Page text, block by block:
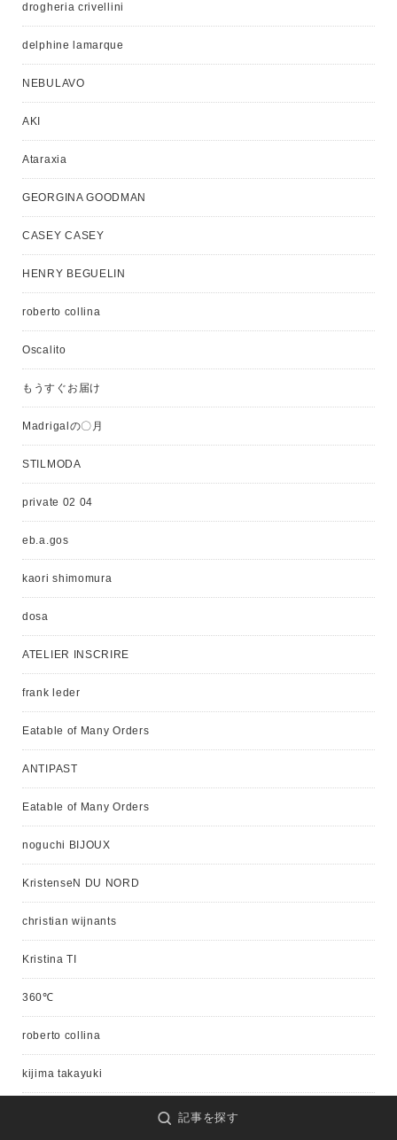
drogheria crivellini
delphine lamarque
NEBULAVO
AKI
Ataraxia
GEORGINA GOODMAN
CASEY CASEY
HENRY BEGUELIN
roberto collina
Oscalito
もうすぐお届け
Madrigalの〇月
STILMODA
private 02 04
eb.a.gos
kaori shimomura
dosa
ATELIER INSCRIRE
frank leder
Eatable of Many Orders
ANTIPAST
Eatable of Many Orders
noguchi BIJOUX
KristenseN DU NORD
christian wijnants
Kristina TI
360℃
roberto collina
kijima takayuki
記事を探す